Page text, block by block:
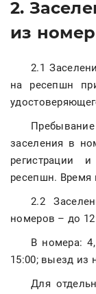
2.
из
2.1
на ресепшн
заселения в
регистрации
ресепшн. Время
2.2
номеров – до
В номера:
15:00; выезд из
Для